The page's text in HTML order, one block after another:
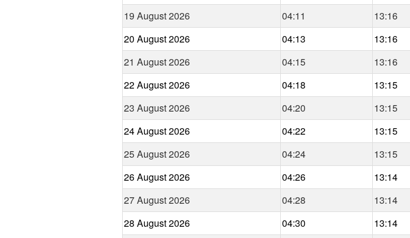
19 August 2026
04:11 13:16
20 August 2026
04:13 13:16
21 August 2026
04:15 13:16
22 August 2026
04:18 13:15
23 August 2026
04:20 13:15
24 August 2026
04:22 13:15
25 August 2026
04:24 13:15
26 August 2026
04:26 13:14
27 August 2026
04:28 13:14
28 August 2026
04:30 13:14